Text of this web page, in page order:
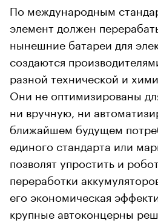
По международным
элемент должен
нынешние батареи для
создаются
разной технической и
Они не оптимизированы
ни вручную, ни
ближайшем будущем
единого стандарта или
позволят упростить и
переработки
его экономическая
крупные автоконцерны